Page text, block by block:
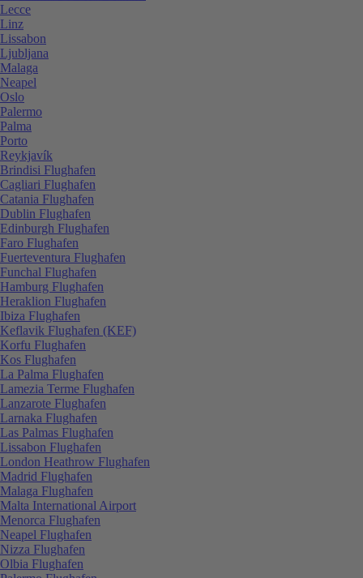
Lecce
Linz
Lissabon
Ljubljana
Malaga
Neapel
Oslo
Palermo
Palma
Porto
Reykjavík
Brindisi Flughafen
Cagliari Flughafen
Catania Flughafen
Dublin Flughafen
Edinburgh Flughafen
Faro Flughafen
Fuerteventura Flughafen
Funchal Flughafen
Hamburg Flughafen
Heraklion Flughafen
Ibiza Flughafen
Keflavik Flughafen (KEF)
Korfu Flughafen
Kos Flughafen
La Palma Flughafen
Lamezia Terme Flughafen
Lanzarote Flughafen
Larnaka Flughafen
Las Palmas Flughafen
Lissabon Flughafen
London Heathrow Flughafen
Madrid Flughafen
Malaga Flughafen
Malta International Airport
Menorca Flughafen
Neapel Flughafen
Nizza Flughafen
Olbia Flughafen